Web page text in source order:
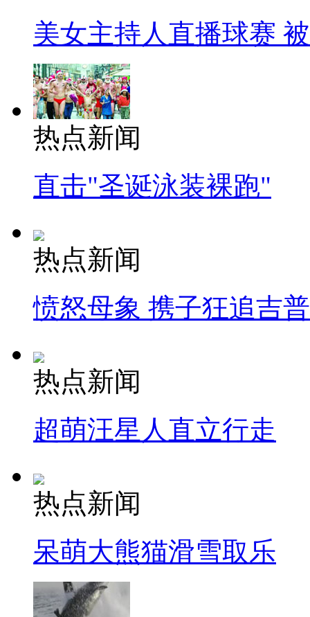
美女主持人直播球赛
热点新闻
直击"圣诞泳装裸跑"
热点新闻
愤怒母象 携子狂追吉
热点新闻
超萌汪星人直立行走
热点新闻
呆萌大熊猫滑雪取乐